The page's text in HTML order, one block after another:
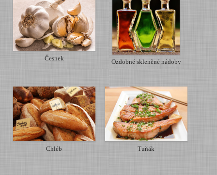
Česnek Ozdobné skleněné nádoby
Chléb Tuňák